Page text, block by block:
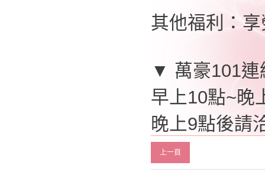
其他福利：
▼ 萬豪101連
早上10點~晚
晚上9點後請
上一頁